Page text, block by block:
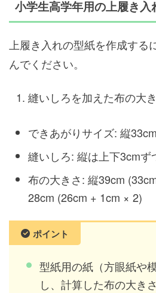
小学生高学年用の上履き入
上履き入れの型紙を作成する
んでください。
縫いしろを加えた布の大
できあがりサイズ: 縦
縫いしろ: 縦は上下3cm
布の大きさ: 縦39cm
28cm (26cm + 1cm × 2)
ポイント
型紙用の紙（方眼紙や
し、計算した布の大き